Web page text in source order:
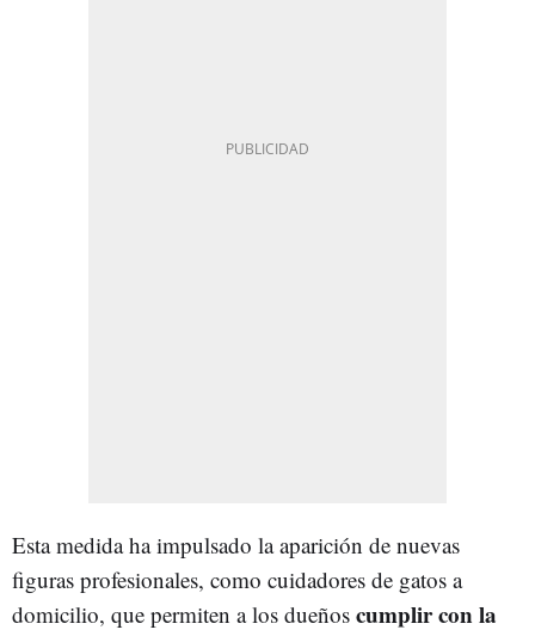
Esta medida ha impulsado la aparición de nuevas
figuras profesionales, como cuidadores de gatos a
domicilio, que permiten a los dueños cumplir con la